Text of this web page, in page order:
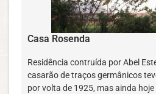
Casa Rosenda
Residência contruída por Abel
casarão de traços germânicos
por volta de 1925, mas ainda